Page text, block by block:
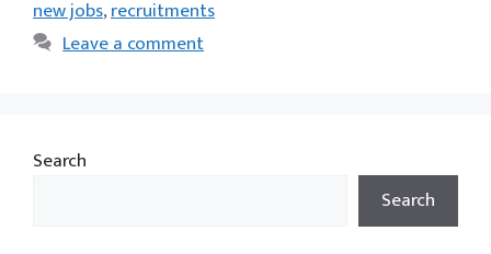
new jobs,recruitments
Leave a comment
Search
Search